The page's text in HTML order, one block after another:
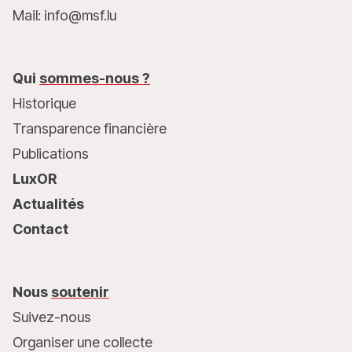
Mail: info@msf.lu
Qui sommes-nous ?
Historique
Transparence financière
Publications
LuxOR
Actualités
Contact
Nous soutenir
Suivez-nous
Organiser une collecte